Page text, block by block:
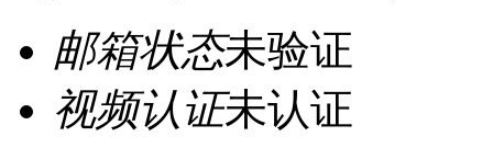
邮箱状态未验证
视频认证未认证